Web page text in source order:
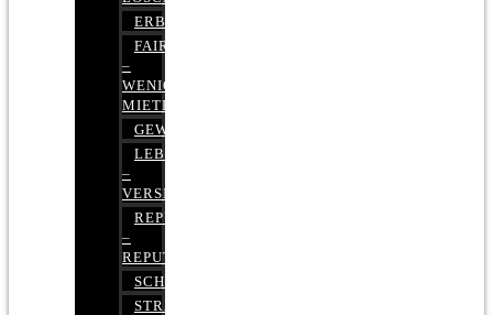
ERBRECHT
FAIRMIETEN
–
WENIGER
MIETE
GEWERBERECHT
LEBENSVERSICHERUNG
–
VERSICHERUNGSRECHT
REPUTATIONSRECHT
–
REPUTATIONSMANAGEMENT
SCHUFARECHT
STRAFRECHT